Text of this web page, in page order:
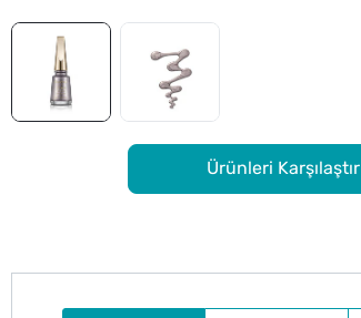
Ürünleri Karşılaştır